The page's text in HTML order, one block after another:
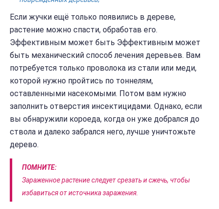
Если жучки ещё только появились в дереве,
растение можно спасти, обработав его.
Эффективным может быть Эффективным может
быть механический способ лечения деревьев. Вам
потребуется только проволока из стали или меди,
которой нужно пройтись по тоннелям,
оставленными насекомыми. Потом вам нужно
заполнить отверстия инсектицидами. Однако, если
вы обнаружили короеда, когда он уже добрался до
ствола и далеко забрался него, лучше уничтожьте
дерево.
ПОМНИТЕ:
Зараженное растение следует срезать и сжечь, чтобы
избавиться от источника заражения.